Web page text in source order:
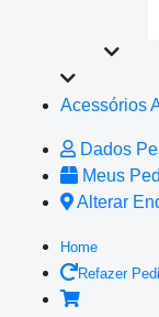
Acessórios
Dados
Meus
Alterar
Home
Refazer